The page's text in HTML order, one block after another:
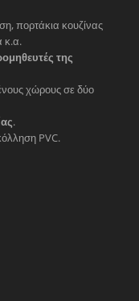
πορτάκια κουζίνας
κ.α.
της
χώρους σε δύο
.
PVC.